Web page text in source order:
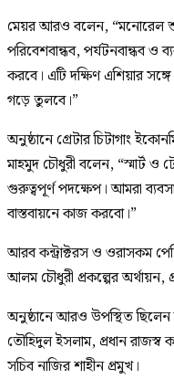
মেয়র আরও বলেন, “মনোরেল
পরিবেশবান্ধব, পর্যটনবান্ধব ও
করবে। এটি দক্ষিণ এশিয়ার
গড়ে তুলবে।”
অনুষ্ঠানে গ্রেটার চিটাগাং
মাহমুদ চৌধুরী বলেন, “স্মার্ট
গুরুত্বপূর্ণ পদক্ষেপ। আমরা
বাস্তবায়নে কাজ করবো।”
আরব কন্ট্রাক্টরস ও ওরাসকম
আলম চৌধুরী প্রকল্পের অর্থায়ন,
অনুষ্ঠানে আরও উপস্থিত ছিলেন
তৌহিদুল ইসলাম, প্রধান রাজস্ব
সচিব নাজির শাহীন প্রমুখ।